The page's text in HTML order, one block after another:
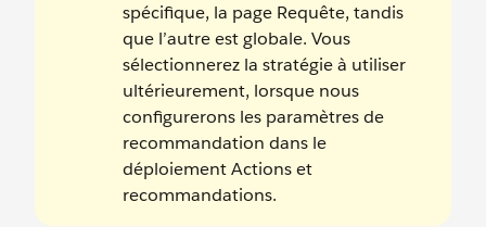
spécifique, la page Requête, tandis
que l’autre est globale. Vous
sélectionnerez la stratégie à utiliser
ultérieurement, lorsque nous
configurerons les paramètres de
recommandation dans le
déploiement Actions et
recommandations.